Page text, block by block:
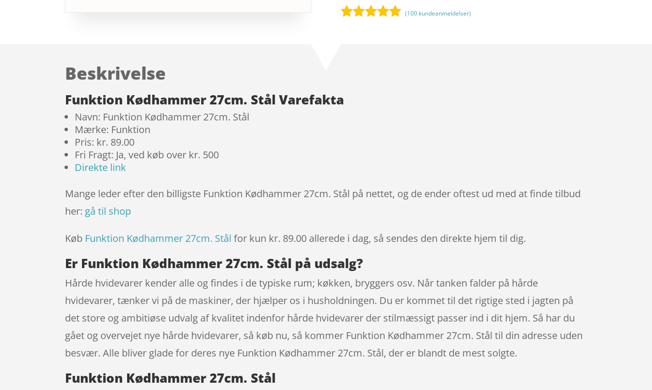
(100 kundeanmeldelser)
Beskrivelse
Funktion Kødhammer 27cm. Stål Varefakta
Navn: Funktion Kødhammer 27cm. Stål
Mærke: Funktion
Pris: kr. 89.00
Fri Fragt: Ja, ved køb over kr. 500
Direkte link
Mange leder efter den billigste Funktion Kødhammer 27cm. Stål på nettet, og de ender oftest ud med at finde tilbud
her: gå til shop
Køb Funktion Kødhammer 27cm. Stål for kun kr. 89.00 allerede i dag, så sendes den direkte hjem til dig.
Er Funktion Kødhammer 27cm. Stål på udsalg?
Hårde hvidevarer kender alle og findes i de typiske rum; køkken, bryggers osv. Når tanken falder på hårde
hvidevarer, tænker vi på de maskiner, der hjælper os i husholdningen. Du er kommet til det rigtige sted i jagten på
det store og ambitiøse udvalg af kvalitet indenfor hårde hvidevarer der stilmæssigt passer ind i dit hjem. Så har du
gået og overvejet nye hårde hvidevarer, så køb nu, så kommer Funktion Kødhammer 27cm. Stål til din adresse uden
besvær. Alle bliver glade for deres nye Funktion Kødhammer 27cm. Stål, der er blandt de mest solgte.
Funktion Kødhammer 27cm. Stål